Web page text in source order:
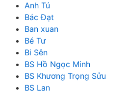
Anh Tú
Bác Đạt
Ban xuan
Bé Tư
Bi Sên
BS Hồ Ngọc Minh
BS Khương Trọng Sửu
BS Lan